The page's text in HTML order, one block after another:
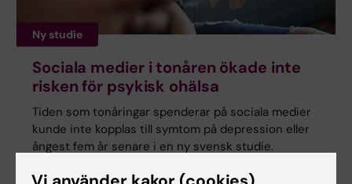
Ny studie
Sociala medier i tonåren ökade inte
risken för psykisk ohälsa
Tiden som tonåringar spenderar på sociala medier
kunde inte kopplas till symtom på depression eller
ångest fem år senare i en ny svensk studie.
publicerats iJournal of Adolescent Health